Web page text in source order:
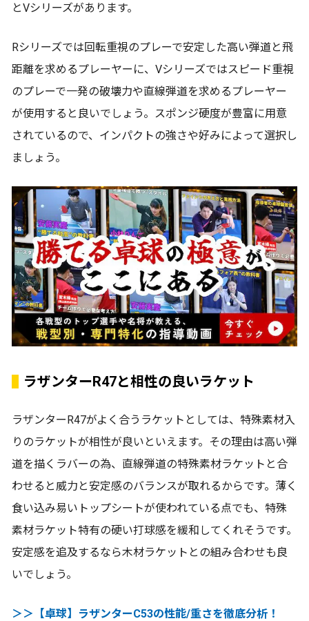
とVシリーズがあります。
Rシリーズでは回転重視のプレーで安定した高い弾道と飛
距離を求めるプレーヤーに、Vシリーズではスピード重視
のプレーで一発の破壊力や直線弾道を求めるプレーヤー
が使用すると良いでしょう。スポンジ硬度が豊富に用意
されているので、インパクトの強さや好みによって選択し
ましょう。
ラザンターR47と相性の良いラケット
ラザンターR47がよく合うラケットとしては、特殊素材入
りのラケットが相性が良いといえます。その理由は高い弾
道を描くラバーの為、直線弾道の特殊素材ラケットと合
わせると威力と安定感のバランスが取れるからです。薄く
食い込み易いトップシートが使われている点でも、特殊
素材ラケット特有の硬い打球感を緩和してくれそうです。
安定感を追及するなら木材ラケットとの組み合わせも良
いでしょう。
＞＞【卓球】ラザンターC53の性能/重さを徹底分析！